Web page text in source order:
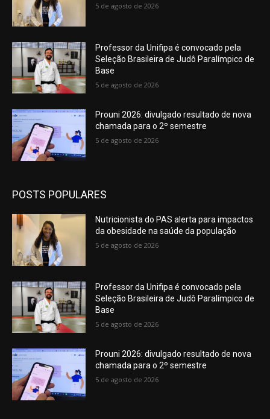
5 de agosto de 2026
Professor da Unifipa é convocado pela
Seleção Brasileira de Judô Paralímpico de
Base
5 de agosto de 2026
Prouni 2026: divulgado resultado de nova
chamada para o 2º semestre
5 de agosto de 2026
POSTS POPULARES
Nutricionista do PAS alerta para impactos
da obesidade na saúde da população
5 de agosto de 2026
Professor da Unifipa é convocado pela
Seleção Brasileira de Judô Paralímpico de
Base
5 de agosto de 2026
Prouni 2026: divulgado resultado de nova
chamada para o 2º semestre
5 de agosto de 2026